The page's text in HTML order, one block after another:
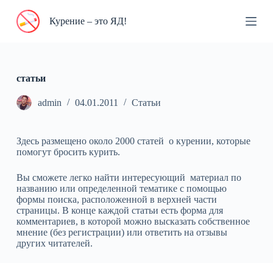
П
и
Курение – это ЯД!
статьи
admin 04.01.2011 Статьи
Здесь размещено около 2000 статей о курении, которые
помогут бросить курить.
Вы сможете легко найти интересующий материал по
названию или определенной тематике с помощью
формы поиска, расположенной в верхней части
страницы. В конце каждой статьи есть форма для
комментариев, в которой можно высказать собственное
мнение (без регистрации) или ответить на отзывы
других читателей.